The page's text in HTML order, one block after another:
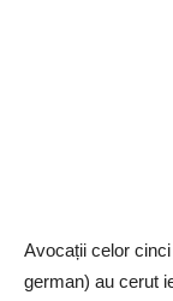
Avocații celor
german) au cerut